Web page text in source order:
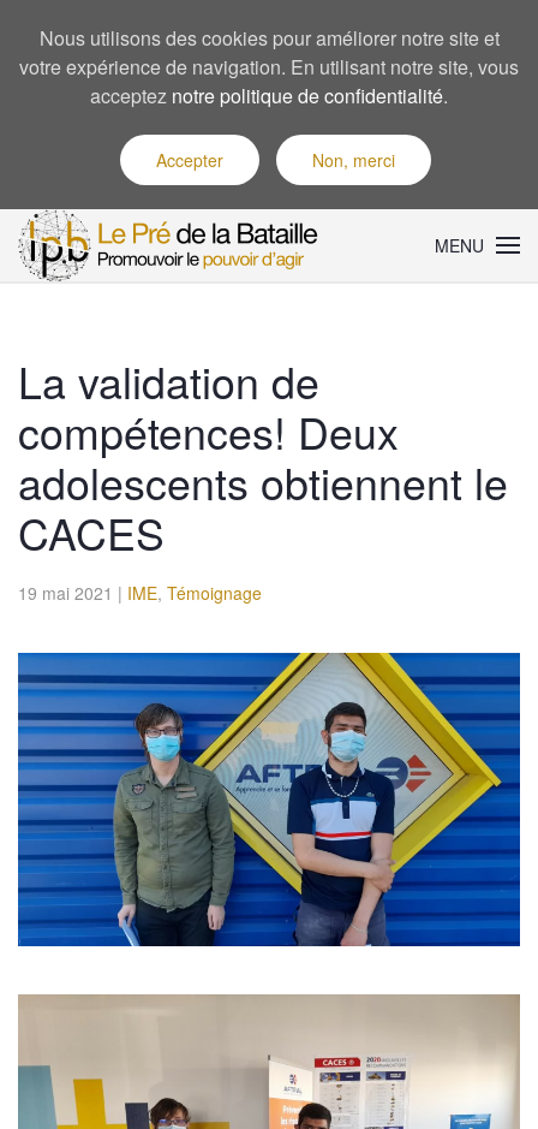
Nous utilisons des cookies pour améliorer notre site et
votre expérience de navigation. En utilisant notre site, vous
acceptez notre politique de confidentialité.
Accepter Non, merci
MENU
La validation de
compétences! Deux
adolescents obtiennent le
CACES
19 mai 2021 | IME, Témoignage